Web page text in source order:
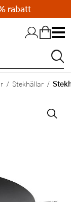
Stekhällar
rabatt